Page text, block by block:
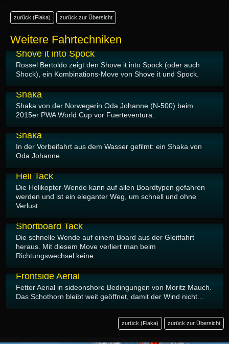
Weitere Fahrtechniken
zurück (Flaka) zurück zur Übersicht
20.07.2016
Shove it into Spock
Rossel Bertoldo zeigt den Shove it into Spock (oder auch
Shock), ein Kombinations-Move von Shove it und Spock.
Shaka
Shaka von der Norwegerin Oda Johanne (N-500) beim
2015er PWA World Cup vor Fuerteventura.
Shaka
In der Vorbeifahrt aus dem Wasser gefilmt: ein Shaka von
Oda Johanne.
Heli Tack
Die Helikopter-Wende kann auf allen Boardtypen gefahren
werden und ist ein eleganter Weg, um schnell und ohne
Verlust...
Shortboard Tack
Die schnelle Wende auf einem Board aus der Gleitfahrt
heraus. Mit diesem Move verliert man beim
Richtungswechsel keine...
Frontside Aerial
Fetter Aerial in sideonshore Bedingungen von Moritz Mauch.
Das Schothorn bleibt weit geöffnet, damit der Wind nicht...
zurück (Flaka) zurück zur Übersicht